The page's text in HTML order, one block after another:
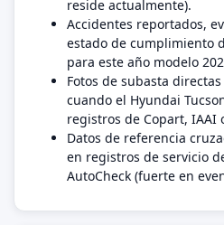
reside actualmente).
Accidentes reportados,
estado de cumplimiento
para este año modelo
Fotos de subasta
cuando el Hyundai
registros de Copart, IAAI
Datos de referencia
en registros de servicio
AutoCheck (fuerte en